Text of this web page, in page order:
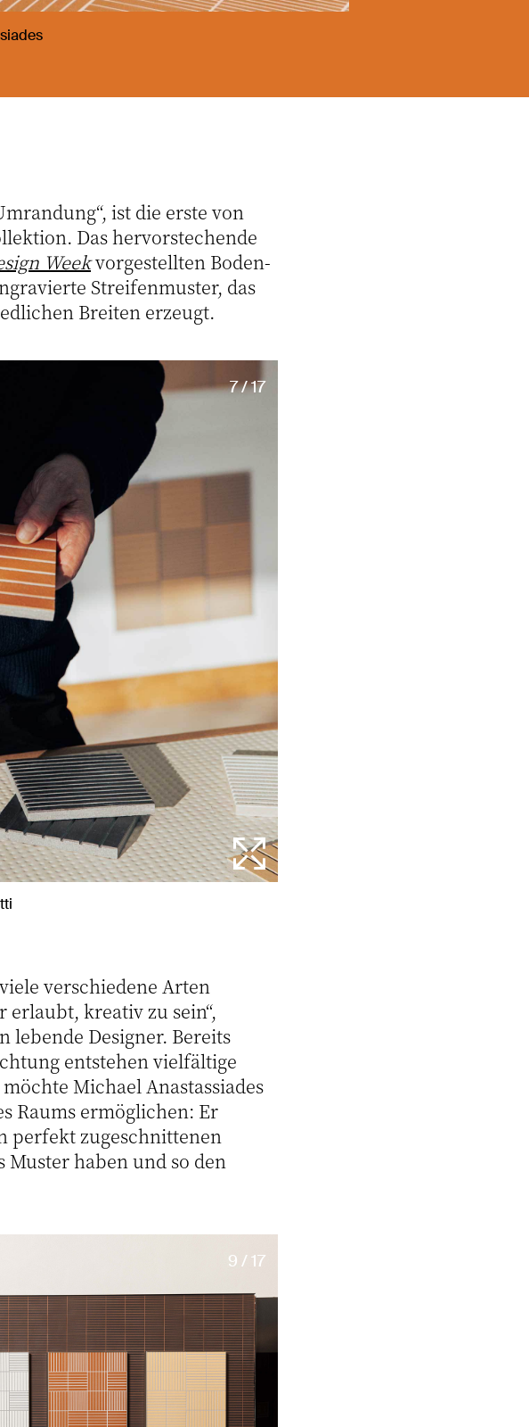
ist die erste von
Das hervorstechende
Weekvorgestellten Boden-
Streifenmuster, das
Breiten erzeugt.
7 / 17
verschiedene Arten
kreativ zu sein“,
lebende Designer. Bereits
entstehen vielfältige
Michael Anastassiades
Raums ermöglichen: Er
perfekt zugeschnittenen
Muster haben und so den
9 / 17